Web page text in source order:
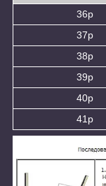
36р
37р
38р
39р
40р
41р